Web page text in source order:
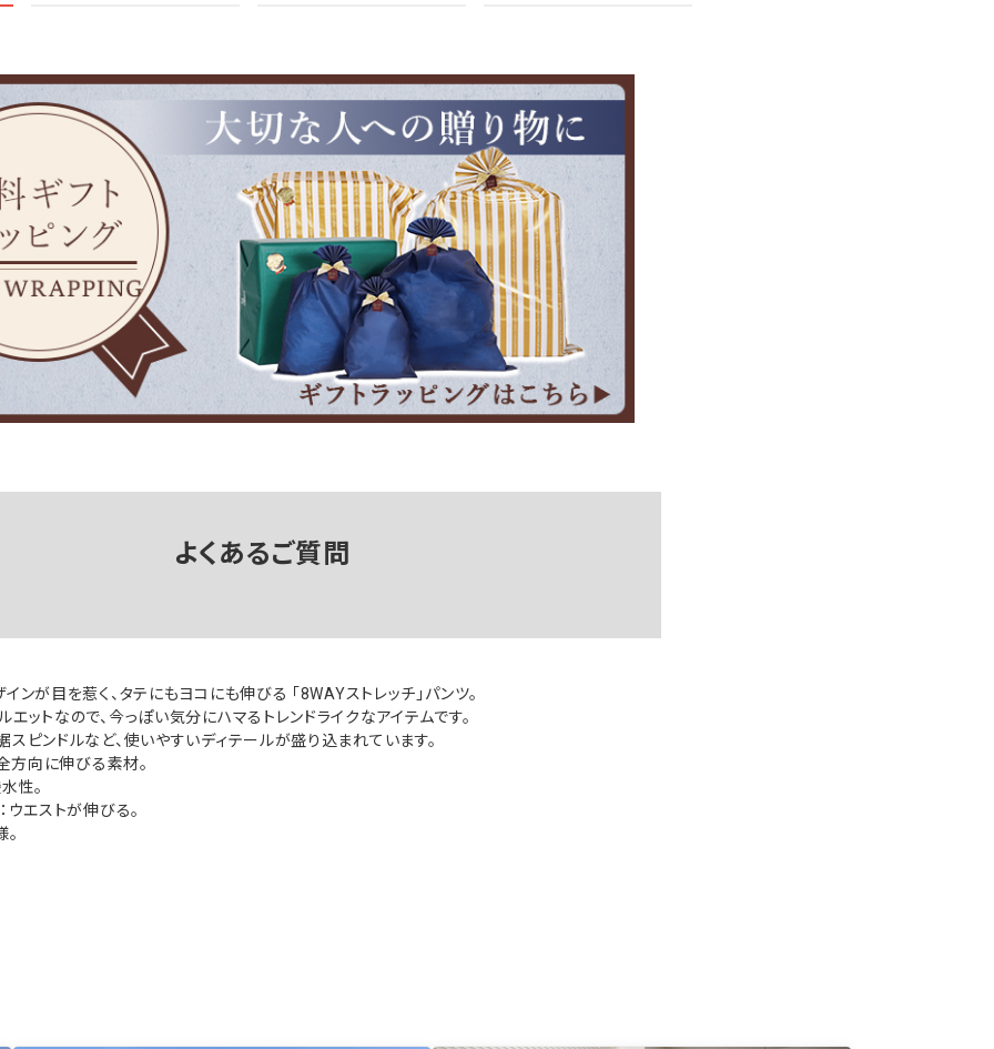
よくあるご質問
ンが目を惹く、タテにもヨコにも伸びる 「8WAYストレッチ」パンツ。
エットなので、今っぽい気分にハマるトレンドライクなアイテムです。
スピンドルなど、使いやすいディテールが盛り込まれています。
方向に伸びる素材。
性。
ウエストが伸びる。